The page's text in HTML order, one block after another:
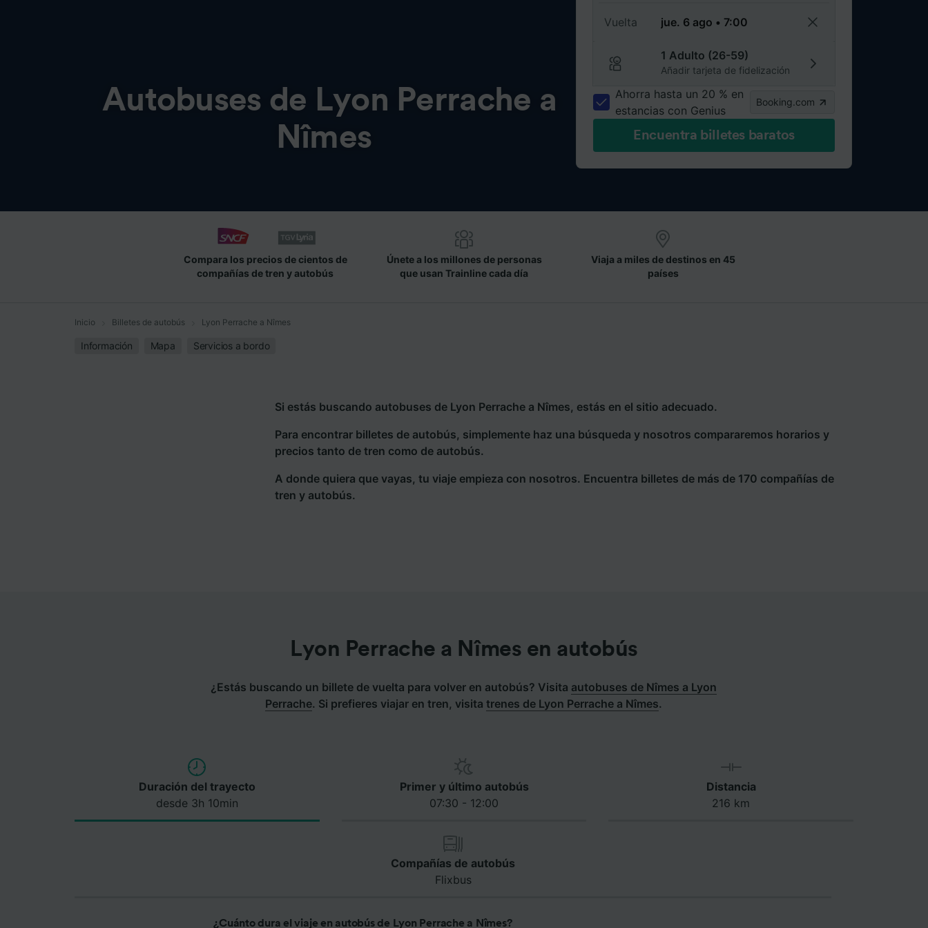
Autobuses de Lyon Perrache a
Nîmes
Vuelta
1 Adulto (26-59)
Añadir tarjeta de fidelización
Ahorra hasta un 20 % en
estancias con Genius
Booking.com
Encuentra billetes baratos
Compara los precios de cientos de
compañías de tren y autobús
Únete a los millones de personas
que usan Trainline cada día
Viaja a miles de destinos en 45
países
Inicio Billetes de autobús Lyon Perrache a Nîmes
Información Mapa Servicios a bordo
Si estás buscando autobuses de Lyon Perrache a Nîmes, estás en el sitio adecuado.
Para encontrar billetes de autobús, simplemente haz una búsqueda y nosotros compararemos horarios y
precios tanto de tren como de autobús.
A donde quiera que vayas, tu viaje empieza con nosotros. Encuentra billetes de más de 170 compañías de
tren y autobús.
Lyon Perrache a Nîmes en autobús
¿Estás buscando un billete de vuelta para volver en autobús? Visita autobuses de Nîmes a Lyon
Perrache. Si prefieres viajar en tren, visitatrenes de Lyon Perrache a Nîmes.
Duración del trayecto
desde 3h 10min
Primer y último autobús
07:30 - 12:00
Distancia
216 km
Compañías de autobús
Flixbus
¿Cuánto dura el viaje en autobús de Lyon Perrache a Nîmes?